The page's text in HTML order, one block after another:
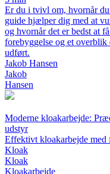
Er du i tvivl om, hvornår
guide hjælper dig med at
og hvornår det er bedst at
forebyggelse og et overblik
udført.
Jakob Hansen
Jakob
Hansen
Moderne kloakarbejde:
udstyr
Effektivt kloakarbejde
Kloak
Kloak
Kloakarbejde